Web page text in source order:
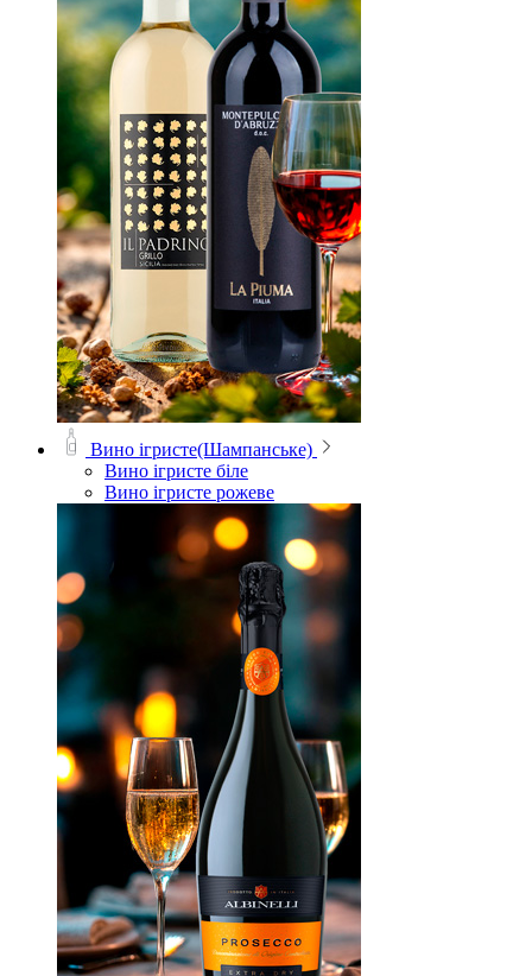
Вино ігристе(Шампанське)
Вино ігристе біле
Вино ігристе рожеве